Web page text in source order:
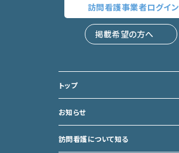
訪問看護事業者ログイン
掲載希望の方へ
トップ
お知らせ
訪問看護について知る